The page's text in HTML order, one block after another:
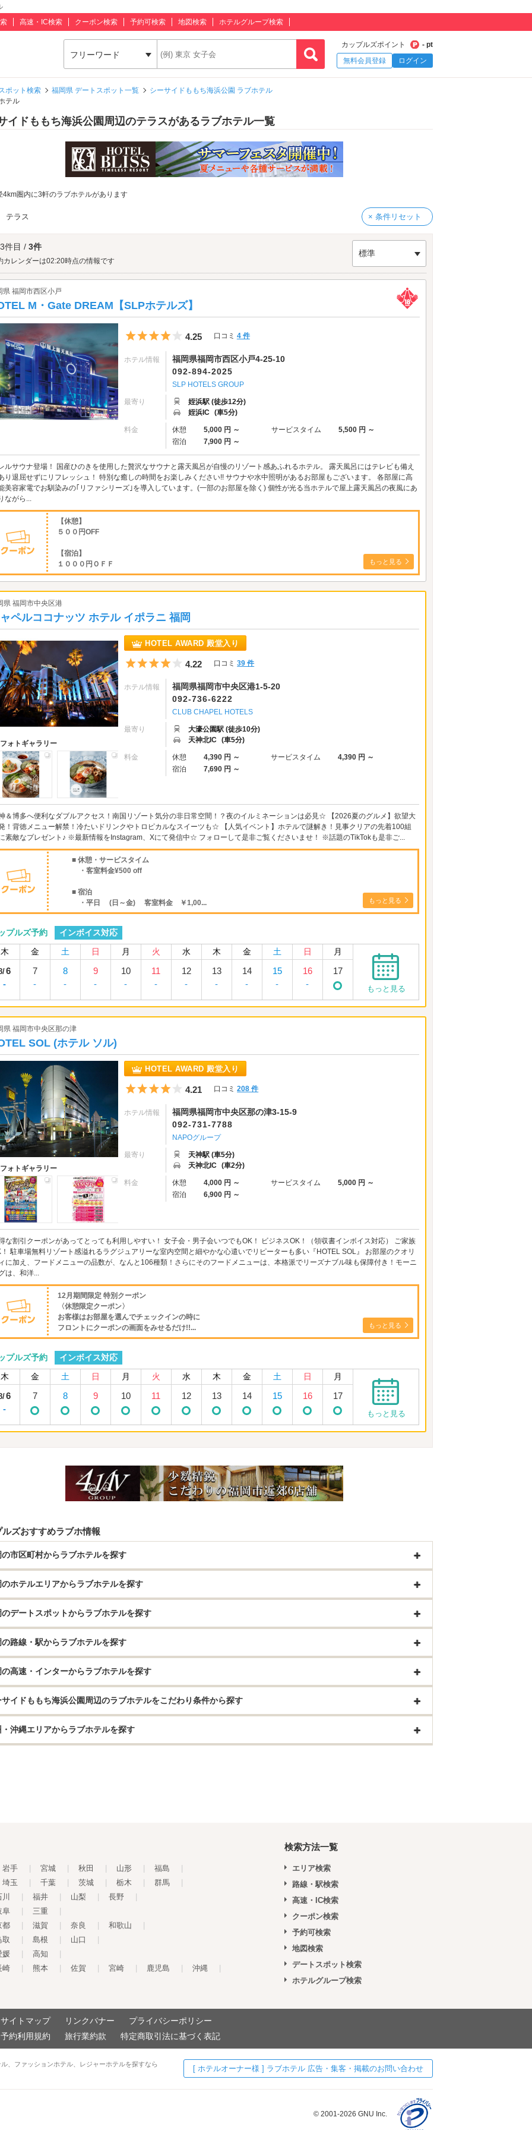
高速・IC検索 クーポン検索 予約可検索 地図検索 ホテルグループ検索
フリーワード
カップルズポイント
- pt
無料会員登録
ログイン
ポット検索 福岡県 デートスポット一覧
シーサイドももち海浜公園 ラブホテル
テル
イドももち海浜公園周辺のテラスがあるラブホテル一覧
4km圏内に3軒のラブホテルがあります
テラス × 条件リセット
件目 / 3件
レンダーは02:20時点の情報です
標準
県 福岡市西区小戸
M・Gate DREAM【SLPホテルズ】
5つ星のうち4
4.25 口コミ 4 件
ホテル情報
福岡県福岡市西区小戸4-25-10
092-894-2025
SLP HOTELS GROUP
最寄り
姪浜駅 (徒歩12分)
姪浜IC (車5分)
料金 休憩 5,000 円 ～ サービスタイム
5,500 円 ～
宿泊
7,900 円 ～
ルサウナ登場！ 国産ひのきを使用した贅沢なサウナと露天風呂が自慢のリゾート感あふれるホテル。 露天風呂にはテレビも備え
り退屈せずにリフレッシュ！ 特別な癒しの時間をお楽しみください!! サウナや水中照明があるお部屋もございます。 各部屋に高
美容家電でお馴染みの｢リファシリーズ｣を導入しています。(一部のお部屋を除く) 個性が光る当ホテルで屋上露天風呂の夜風にあ
ながら...
【休憩】
５００円OFF
【宿泊】
１０００円ＯＦＦ
もっと見る
県 福岡市中央区港
ペルココナッツ ホテル イポラニ 福岡
フォトギャラリー
HOTEL AWARD 殿堂入り
5つ星のうち4
4.22 口コミ39 件
ホテル情報
福岡県福岡市中央区港1-5-20
092-736-6222
CLUB CHAPEL HOTELS
最寄り
大濠公園駅 (徒歩10分)
天神北IC (車5分)
料金 休憩 4,390 円 ～ サービスタイム
4,390 円 ～
宿泊
7,690 円 ～
＆博多へ便利なダブルアクセス！南国リゾート気分の非日常空間！？夜のイルミネーションは必見☆ 【2026夏のグルメ】欲望大
！背徳メニュー解禁！冷たいドリンクやトロピカルなスイーツも☆ 【人気イベント】ホテルで謎解き！見事クリアの先着100組
素敵なプレゼント♪ ※最新情報をInstagram、Xにて発信中☆ フォローして是非ご覧くださいませ！ ※話題のTikTokも是非ご...
■ 休憩・サービスタイム
・客室料金¥500 off
■ 宿泊
・平日 (日～金) 客室料金 ￥1,00...
もっと見る
プルズ予約
インボイス対応
木
金 土 日 月 火 水 木 金 土 日 月
6
-
7
-
8
-
9
-
10
-
11
-
12
-
13
-
14
-
15
-
16
-
17
もっと見る
県 福岡市中央区那の津
SOL (ホテル ソル)
フォトギャラリー
HOTEL AWARD 殿堂入り
5つ星のうち4
4.21 口コミ208 件
ホテル情報
福岡県福岡市中央区那の津3-15-9
092-731-7788
NAPOグループ
最寄り
天神駅 (車5分)
天神北IC (車2分)
料金 休憩 4,000 円 ～ サービスタイム
5,000 円 ～
宿泊
6,900 円 ～
な割引クーポンがあってとっても利用しやすい！ 女子会・男子会いつでもOK！ ビジネスOK！（領収書インボイス対応） ご家族
！ 駐車場無料リゾート感溢れるラグジュアリーな室内空間と細やかな心遣いでリピーターも多い『HOTEL SOL』 お部屋のクオリ
に加え、フードメニューの品数が、なんと106種類！さらにそのフードメニューは、本格派でリーズナブル味も保障付き！モーニ
は、和洋...
12月期間限定 特別クーポン
〈休憩限定クーポン〉
お客様はお部屋を選んでチェックインの時に
フロントにクーポンの画面をみせるだけ!!...
もっと見る
プルズ予約
インボイス対応
木
金 土 日 月 火 水 木 金 土 日 月
6
-
7 8 9 10 11 12 13 14 15 16 17
もっと見る
ルズおすすめラブホ情報
の市区町村からラブホテルを探す
のホテルエリアからラブホテルを探す
のデートスポットからラブホテルを探す
の路線・駅からラブホテルを探す
の高速・インターからラブホテルを探す
サイドももち海浜公園周辺のラブホテルをこだわり条件から探す
・沖縄エリアからラブホテルを探す
岩手 宮城 秋田 山形 福島
埼玉 千葉 茨城 栃木 群馬
福井 山梨 長野
阜 三重
都 滋賀 奈良 和歌山
取 島根 山口
媛 高知
崎 熊本 佐賀 宮崎 鹿児島 沖縄
検索方法一覧
エリア検索
路線・駅検索
高速・IC検索
クーポン検索
予約可検索
地図検索
デートスポット検索
ホテルグループ検索
サイトマップ リンクバナー
プライバシーポリシー
予約利用規約 旅行業約款 特定商取引法に基づく表記
、ファッションホテル、レジャーホテルを探すなら
[ ホテルオーナー様 ] ラブホテル 広告・集客・掲載のお問い合わせ
© 2001-2026 GNU Inc.